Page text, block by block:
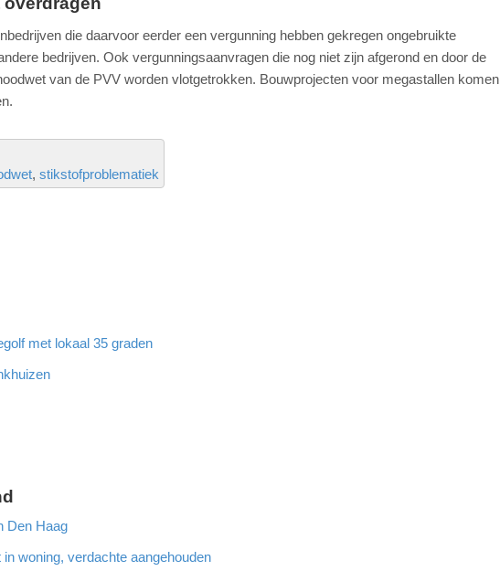
die daarvoor eerder een vergunning hebben gekregen ongebruikte
bedrijven. Ook vergunningsaanvragen die nog niet zijn afgerond en door de
van de PVV worden vlotgetrokken. Bouwprojecten voor megastallen komen
stikstofproblematiek
met lokaal 35 graden
Den Haag
woning, verdachte aangehouden